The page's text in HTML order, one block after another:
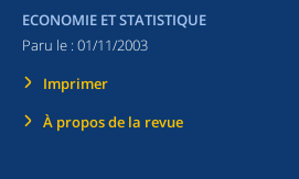
ECONOMIE ET STATISTIQUE
Paru le : 01/11/2003
Imprimer
À propos de la revue